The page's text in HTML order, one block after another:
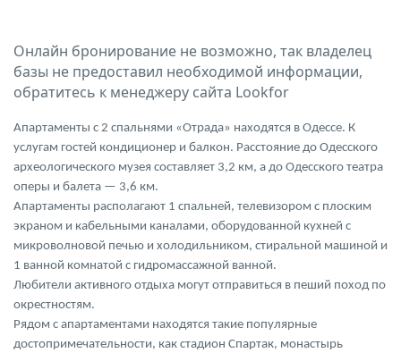
Онлайн бронирование не возможно, так владелец
базы не предоставил необходимой информации,
обратитесь к менеджеру сайта Lookfor
Апартаменты с 2 спальнями «Отрада» находятся в Одессе. К
услугам гостей кондиционер и балкон. Расстояние до Одесского
археологического музея составляет 3,2 км, а до Одесского театра
оперы и балета — 3,6 км.
Апартаменты располагают 1 спальней, телевизором с плоским
экраном и кабельными каналами, оборудованной кухней с
микроволновой печью и холодильником, стиральной машиной и
1 ванной комнатой с гидромассажной ванной.
Любители активного отдыха могут отправиться в пеший поход по
окрестностям.
Рядом с апартаментами находятся такие популярные
достопримечательности, как стадион Спартак, монастырь